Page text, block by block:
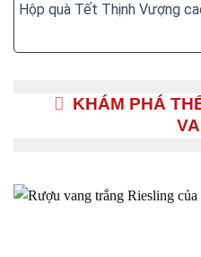
Hộp quà Tết Thịnh Vượng
KHÁM PHÁ